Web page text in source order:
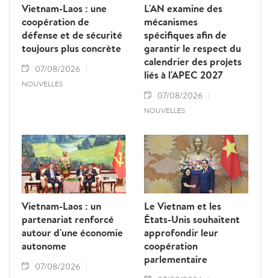
Vietnam-Laos : une
coopération de
défense et de sécurité
toujours plus concrète
07/08/2026
NOUVELLES
L'AN examine des
mécanismes
spécifiques afin de
garantir le respect du
calendrier des projets
liés à l'APEC 2027
07/08/2026
NOUVELLES
Vietnam-Laos : un
partenariat renforcé
autour d'une économie
autonome
07/08/2026
Le Vietnam et les
États-Unis souhaitent
approfondir leur
coopération
parlementaire